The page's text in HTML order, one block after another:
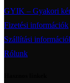
GYIK – Gyakori
Fizetési információk
Szállítási
Rólunk